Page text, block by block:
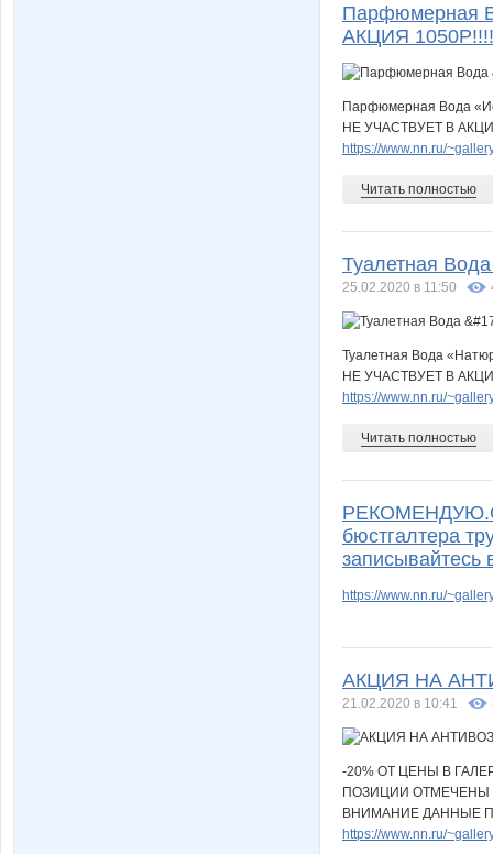
Парфюмерная
АКЦИЯ
Парфюмерная Вода
НЕ УЧАСТВУЕТ В
https://www.nn.ru/
Читать полностью
Туалетная
25.02.2020 в 11:50
Туалетная Вода
НЕ УЧАСТВУЕТ В
https://www.nn.ru/
Читать полностью
бюстгалтера
записывайтесь
https://www.nn.ru/
АКЦИЯ НА
21.02.2020 в 10:41
-20% ОТ ЦЕНЫ В
ПОЗИЦИИ ОТМЕЧЕНЫ
ВНИМАНИЕ ДАННЫЕ
https://www.nn.ru/